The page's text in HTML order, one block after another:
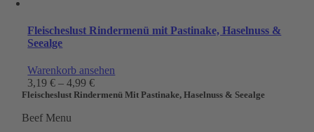
Fleischeslust Rindermenü mit Pastinake, Haselnuss &
Seealge
Warenkorb ansehen
3,19€ –4,99€
Fleischeslust Rindermenü Mit Pastinake, Haselnuss & Seealge
Beef Menu